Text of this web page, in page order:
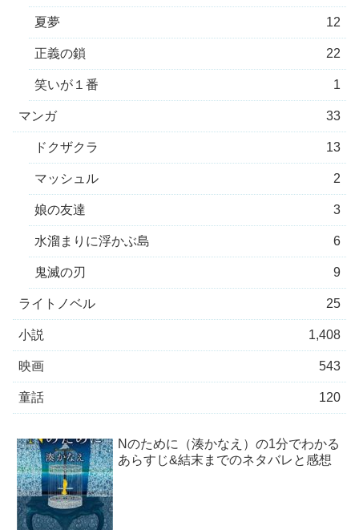
夏夢 12
正義の鎖 22
笑いが１番 1
マンガ 33
ドクザクラ 13
マッシュル 2
娘の友達 3
水溜まりに浮かぶ島 6
鬼滅の刃 9
ライトノベル 25
小説 1,408
映画 543
童話 120
Nのために（湊かなえ）の1分でわかる
あらすじ&結末までのネタバレと感想